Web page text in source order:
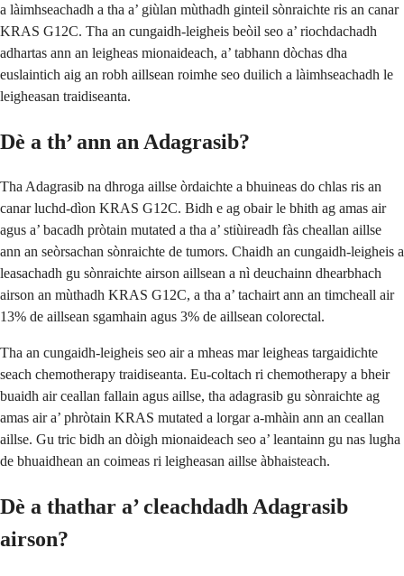
a làimhseachadh a tha a’ giùlan mùthadh ginteil sònraichte ris an canar
KRAS G12C. Tha an cungaidh-leigheis beòil seo a’ riochdachadh
adhartas ann an leigheas mionaideach, a’ tabhann dòchas dha
euslaintich aig an robh aillsean roimhe seo duilich a làimhseachadh le
leigheasan traidiseanta.
Dè a th’ ann an Adagrasib?
Tha Adagrasib na dhroga aillse òrdaichte a bhuineas do chlas ris an
canar luchd-dìon KRAS G12C. Bidh e ag obair le bhith ag amas air
agus a’ bacadh pròtain mutated a tha a’ stiùireadh fàs cheallan aillse
ann an seòrsachan sònraichte de tumors. Chaidh an cungaidh-leigheis a
leasachadh gu sònraichte airson aillsean a nì deuchainn dhearbhach
airson an mùthadh KRAS G12C, a tha a’ tachairt ann an timcheall air
13% de aillsean sgamhain agus 3% de aillsean colorectal.
Tha an cungaidh-leigheis seo air a mheas mar leigheas targaidichte
seach chemotherapy traidiseanta. Eu-coltach ri chemotherapy a bheir
buaidh air ceallan fallain agus aillse, tha adagrasib gu sònraichte ag
amas air a’ phròtain KRAS mutated a lorgar a-mhàin ann an ceallan
aillse. Gu tric bidh an dòigh mionaideach seo a’ leantainn gu nas lugha
de bhuaidhean an coimeas ri leigheasan aillse àbhaisteach.
Dè a thathar a’ cleachdadh Adagrasib
airson?